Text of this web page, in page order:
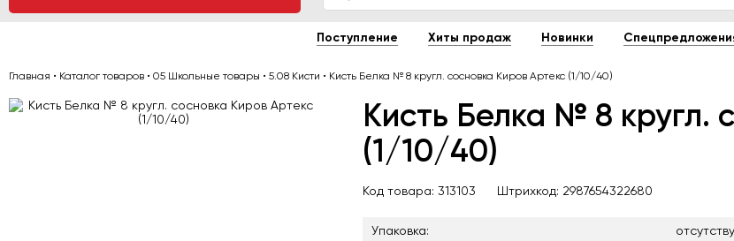
Поступление Хиты продаж Новинки
Главная • Каталог товаров • 05 Школьные товары • 5.08 Кисти • Кисть Белка № 8 кругл. сосновка Киров Артекс (1/10/40)
Кисть Белка № 8 кругл.
(1/10/40)
Код товара: 313103 Штрихкод: 2987654322680
Упаковка: